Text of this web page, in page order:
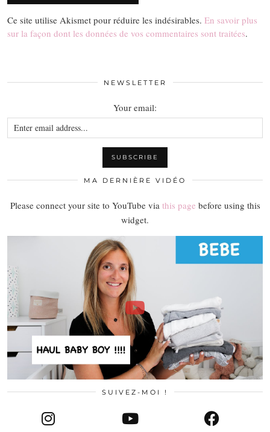
Ce site utilise Akismet pour réduire les indésirables. En savoir plus
sur la façon dont les données de vos commentaires sont traitées.
NEWSLETTER
Your email:
MA DERNIÈRE VIDÉO
Please connect your site to YouTube via this page before using this
widget.
SUIVEZ-MOI !